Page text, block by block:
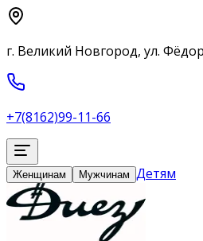
г. Великий Новгород, ул.
+7(8162)99-11-66
Женщинам Мужчинам Детям